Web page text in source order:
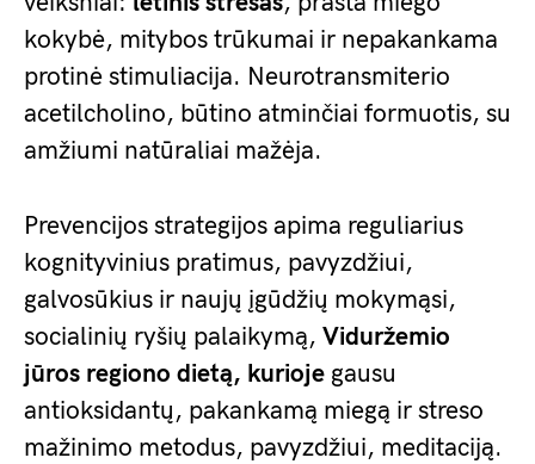
kokybė, mitybos trūkumai ir nepakankama
protinė stimuliacija. Neurotransmiterio
acetilcholino, būtino atminčiai formuotis, su
amžiumi natūraliai mažėja.
Prevencijos strategijos apima reguliarius
kognityvinius pratimus, pavyzdžiui,
galvosūkius ir naujų įgūdžių mokymąsi,
socialinių ryšių palaikymą, Viduržemio
jūros regiono dietą, kurioje gausu
antioksidantų, pakankamą miegą ir streso
mažinimo metodus, pavyzdžiui, meditaciją.